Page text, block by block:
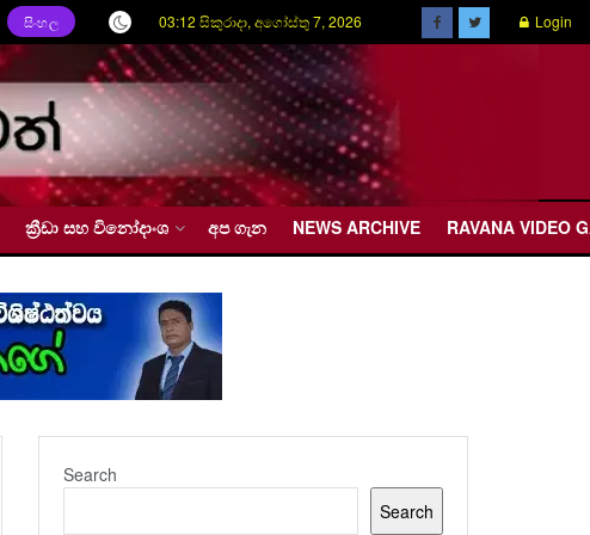
සිංහල 03:12 සිකුරාදා, අගෝස්තු 7, 2026 Login
ක්‍රීඩා සහ විනෝදාංශ අප ගැන NEWS ARCHIVE RAVANA VIDEO
Search
Search